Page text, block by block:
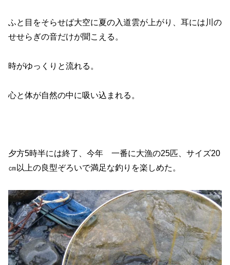
ふと目をそらせば大空に夏の入道雲が上がり、耳には川の
せせらぎの音だけが聞こえる。
時がゆっくりと流れる。
心と体が自然の中に吸い込まれる。
夕方5時半には終了、今年 一番に大漁の25匹、サイズ20
㎝以上の良型ぞろいで満足な釣りを楽しめた。